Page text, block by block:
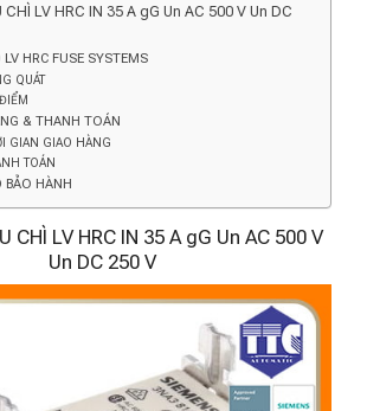
CHÌ LV HRC IN 35 A gG Un AC 500 V Un DC
HRC FUSE SYSTEMS
QUÁT
& THANH TOÁN
GIAN GIAO HÀNG
TOÁN
BẢO HÀNH
CHÌ LV HRC IN 35 A gG Un AC 500 V
Un DC 250 V